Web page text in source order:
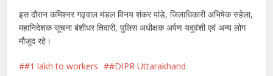
इस दौरान कमिश्नर गढ़वाल मंडल विनय शंकर पांडे, जिलाधिकारी अभिषेक रुहेला,
महानिदेशक सूचना बंशीधर तिवारी, पुलिस अधीक्षक अर्पण यदुवंशी एवं अन्य लोग
मौजूद रहे।
#1 lakh to workers #DIPR Uttarakhand